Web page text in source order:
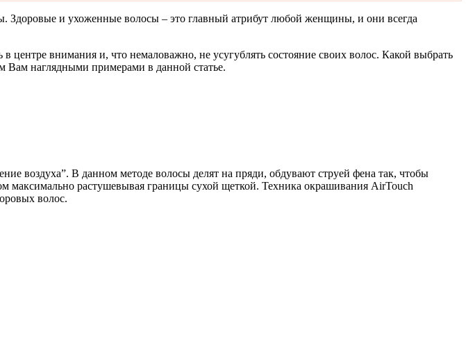
и ухоженные волосы – это главный атрибут любой женщины, и они всегда
внимания и, что немаловажно, не усугублять состояние своих волос. Какой выбрать
Вам наглядными примерами в данной статье.
воздуха”. В данном методе волосы делят на пряди, обдувают струей фена так, чтобы
максимально растушевывая границы сухой щеткой. Техника окрашивания AirTouch
волос.